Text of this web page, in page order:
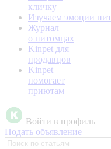
кличку
Изучаем эмоции
Журнал
о питомцах
Kinpet для
продавцов
Kinpet
помогает
приютам
Войти в профиль
Подать объявление